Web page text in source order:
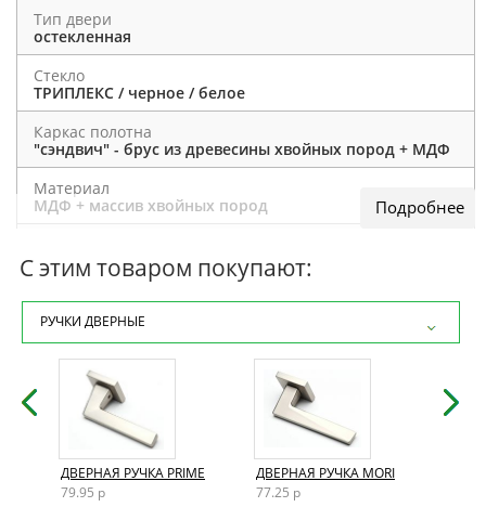
Тип двери
остекленная
Стекло
ТРИПЛЕКС / черное / белое
Каркас полотна
"сэндвич" - брус из древесины хвойных пород + МДФ
Материал
МДФ + массив хвойных пород
покраска эмаль
Толщина полотна
40 мм
Внутреннее заполнение
сотовый заполнитель
Кромка
отсутствует
Дополнительно
возможно изготовление нестандартных размеров,
С этим товаром покупают:
РУЧКИ ДВЕРНЫЕ
ДВЕРНАЯ РУЧКА PRIME
79.95 р
ДВЕРНАЯ РУЧКА MORI
77.25 р